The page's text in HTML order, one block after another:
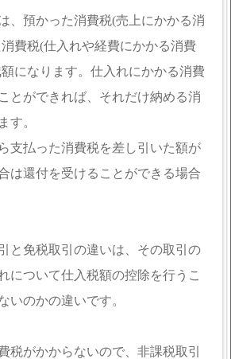
、預かった消費税(売上にかかる消
費税(仕入れや経費にかかる消費
になります。仕入れにかかる消費
とができれば、それだけ納める消
す。
支払った消費税を差し引いた額が
は還付を受けることができる場合
と免税取引の違いは、その取引の
について仕入税額の控除を行うこ
いのかの違いです。
税がかからないので、非課税取引